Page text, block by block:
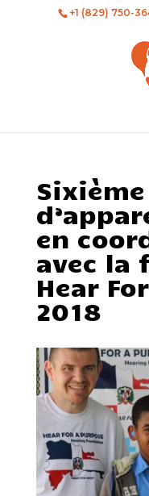
+1 (829) 750-
en
avec la
Hear
2018